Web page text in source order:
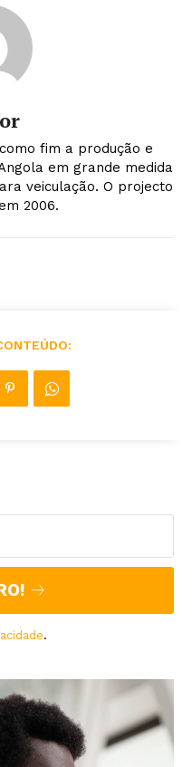
fim a produção e
em grande medida
veiculação. O projecto
2006.
.